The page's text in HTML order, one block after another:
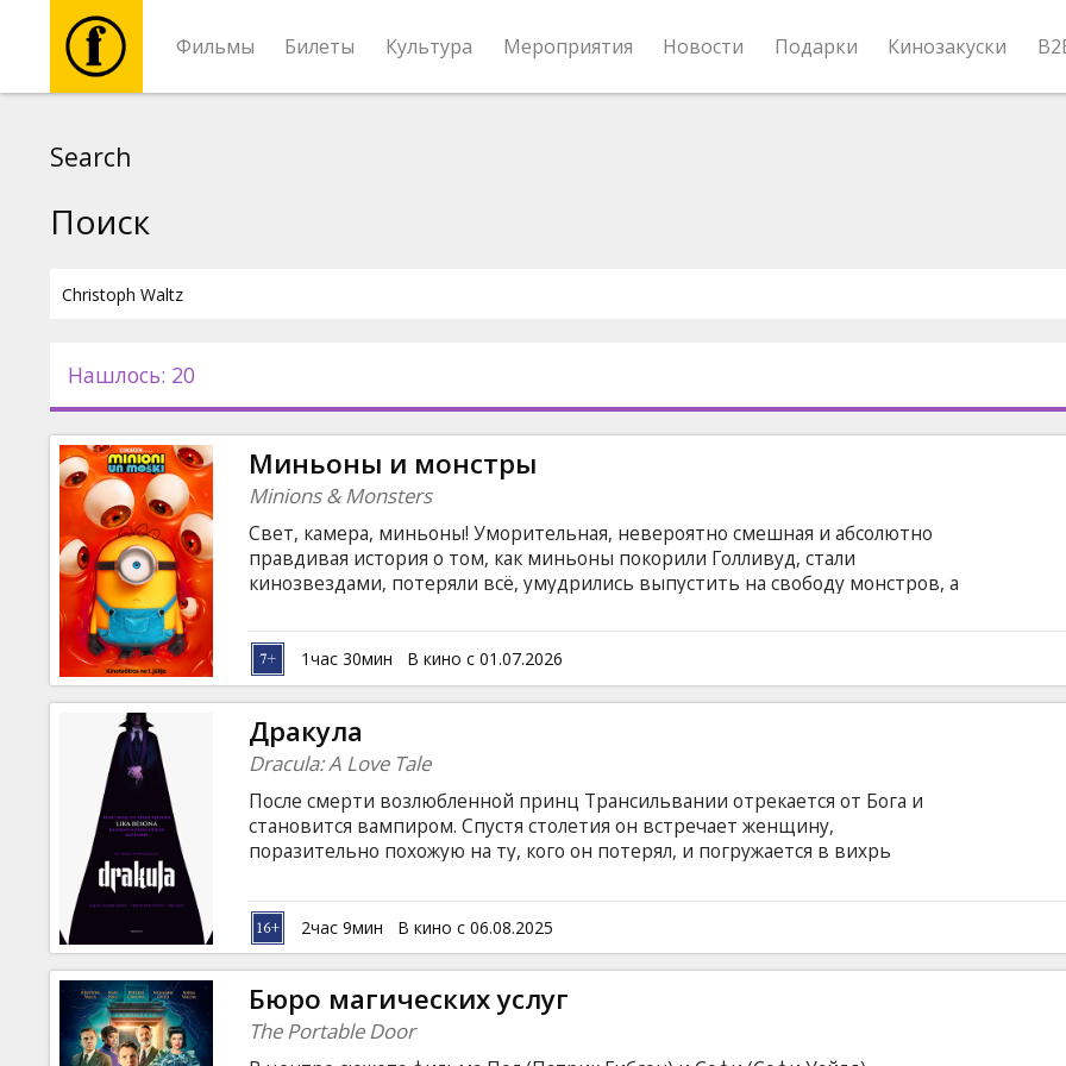
Фильмы Билеты Культура Мероприятия Новости Подарки Кинозакуски
Новости
Подарки
Кинозакуски
B2B
Клуб
Search
Поиск
Нашлось: 20
Миньоны и монстры
Minions & Monsters
Свет, камера, миньоны! Уморительная, невероятно смешная и абсолютно
правдивая история о том, как миньоны покорили Голливуд, стали
кинозвездами, потеряли всё, умудрились выпустить на свободу монстров, а
они сами и создали. Фильм доступен в следующих версиях: -дублированный
на латышском языке; -дублированный на русском языке с латышскими
субтитрами; -На английском языке с субтитрами на латышском языке.
1час 30мин В кино с 01.07.2026
Дракула
Dracula: A Love Tale
После смерти возлюбленной принц Трансильвании отрекается от Бога и
становится вампиром. Спустя столетия он встречает женщину,
поразительно похожую на ту, кого он потерял, и погружается в вихрь
английском языке с субтитрами на латышском и русском языках.
2час 9мин В кино с 06.08.2025
Бюро магических услуг
The Portable Door